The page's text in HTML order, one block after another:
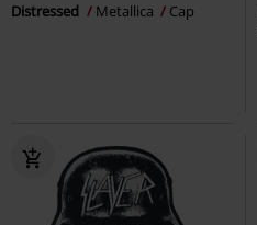
Distressed Metallica Cap